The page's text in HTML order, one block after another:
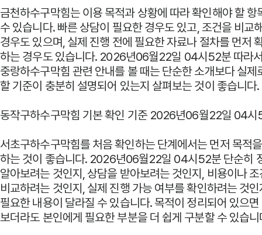
금천하수구막힘는 이용 목적과 상황에 따라 확인해야 할 항
수 있습니다. 빠른 상담이 필요한 경우도 있고, 조건을 비교
경우도 있으며, 실제 진행 전에 필요한 자료나 절차를 먼저
하는 경우도 있습니다. 2026년06월22일 04시52분 따라
중랑하수구막힘 관련 안내를 볼 때는 단순한 소개보다 실제
할 기준이 충분히 설명되어 있는지 살펴보는 것이 좋습니다.
동작구하수구막힘 기본 확인 기준 2026년06월22일 04시
서초구하수구막힘를 처음 확인하는 단계에서는 먼저 목적
하는 것이 좋습니다. 2026년06월22일 04시52분 단순히
알아보려는 것인지, 상담을 받아보려는 것인지, 비용이나
비교하려는 것인지, 실제 진행 가능 여부를 확인하려는 것
필요한 내용이 달라질 수 있습니다. 목적이 정리되어 있으
보더라도 본인에게 필요한 부분을 더 쉽게 구분할 수 있습니